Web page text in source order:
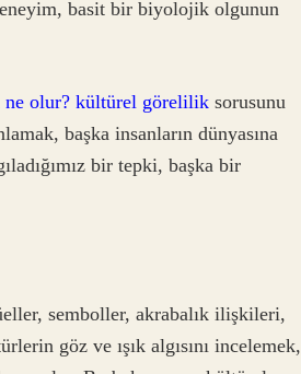
basit bir biyolojik olgunun
ne olur? kültürel görelilik sorusunu
başka insanların dünyasına
bir tepki, başka bir
semboller, akrabalık ilişkileri,
göz ve ışık algısını incelemek,